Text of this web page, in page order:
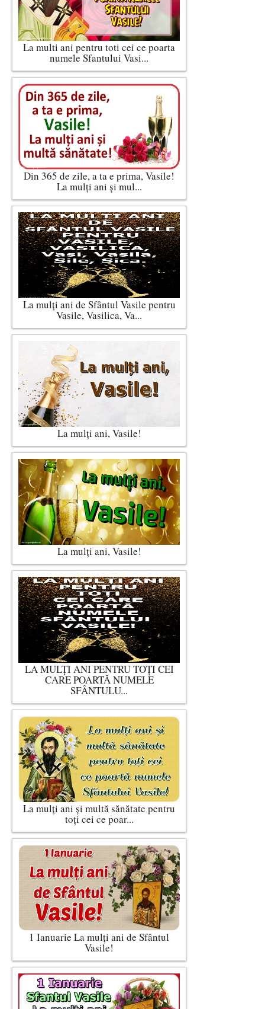
La multi ani pentru toti cei ce poarta
numele Sfantului Vasi...
Din 365 de zile, a ta e prima, Vasile!
La mulți ani și mul...
La mulți ani de Sfântul Vasile pentru
Vasile, Vasilica, Va...
La mulţi ani, Vasile!
La mulţi ani, Vasile!
LA MULȚI ANI PENTRU TOȚI CEI
CARE POARTĂ NUMELE
SFÂNTULU...
La mulți ani și multă sănătate pentru
toți cei ce poar...
1 Ianuarie La mulți ani de Sfântul
Vasile!